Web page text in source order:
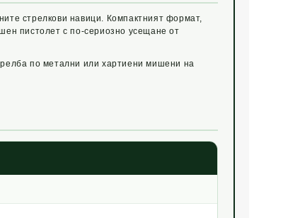
стрелкови навици. Компактният формат,
пистолет с по-сериозно усещане от
по метални или хартиени мишени на